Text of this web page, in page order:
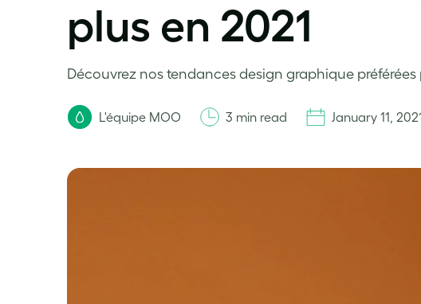
plus en 2021
Découvrez nos tendances design graphique préférées
L'équipe MOO 3 min read January 11,